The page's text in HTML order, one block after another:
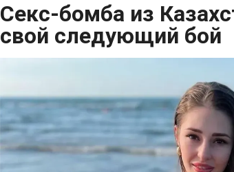
Секс-бомба из
свой следующий бой